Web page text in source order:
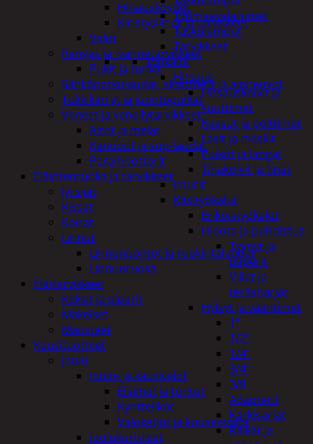
Työmaavalaisimet
Taskulamput
Tarvikkeet
Työkalut
Hitsaus
Hitsauskolvit ja
suuttimet
Kaasut ja polttimet
Lasit ja maskit
Puikot ja langat
Tinakolvit ja tinat
Imurit
Käsityökalut
Erikoistyökalut
Hionta ja puhdistus
Tyynyt ja
paperit
Viilat ja
teräsharjat
Hylsyt ja vääntimet
1"
1/2"
1/4"
3/4"
3/8
Adapterit
Kärkisarjat
Räikät ja
Hinausköydet
Kiristysliinat ja tarvikkeet
Valot
Rengas ja -vannetarvikkeet
Pukit ja tunkit
Sähköpotkulaudat, skootterit ja ajoneuvot
Tukkikärryt ja juontopulkat
Veneet ja veneilytarvikkeet
Airot ja melat
Kanootit ja sup-laudat
Perämoottorit
Eläintenruoka ja tarvikkeet
Jyrsijät
Kissat
Koirat
Linnut
Linnunpöntöt ja ruokintalaudat
Linnunruoka
Elintarvikkeet
Keksit ja piparit
Makeiset
Mausteet
Kausituotteet
Joulu
Joulu- ja kausivalot
Eläimet ja tontut
Kyntteliköt
Valoketjut ja kuusenvalot
Joulukoristeet